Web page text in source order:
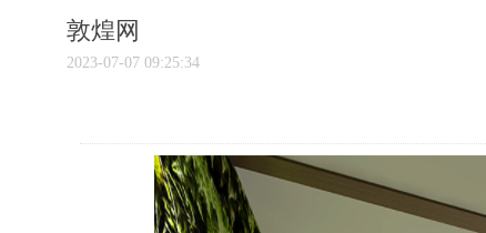
敦煌网
2023-07-07 09:25:34